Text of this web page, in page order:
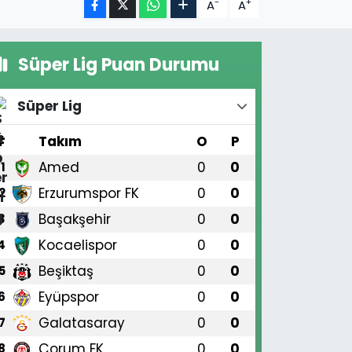
A A
Süper Lig Puan Durumu
Süper Lig
Takım O P
1 Amed 0 0
Erzurumspor FK 0 0
Başakşehir 0 0
Kocaelispor 0 0
Beşiktaş 0 0
Eyüpspor 0 0
Galatasaray 0 0